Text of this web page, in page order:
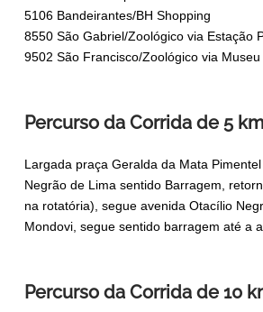
5106 Bandeirantes/BH Shopping
8550 São Gabriel/Zoológico via Estação
9502 São Francisco/Zoológico via Museu
Percurso da Corrida de 5 km
Largada praça Geralda da Mata
Negrão de Lima sentido Barragem,
na rotatória), segue avenida Otacílio
Mondovi, segue sentido barragem até a
Percurso da Corrida de 10